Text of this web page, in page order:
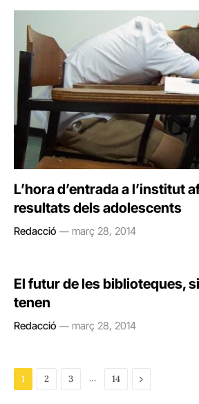
L’hora d’entrada a l’institut
resultats dels adolescents
Redacció març 28, 2014
El futur de les biblioteques,
tenen
Redacció març 28, 2014
1 2 3 … 14 Next